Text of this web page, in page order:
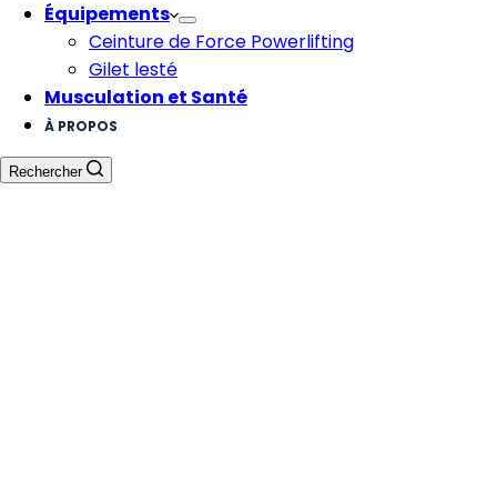
Équipements
Ceinture de Force Powerlifting
Gilet lesté
Musculation et Santé
À PROPOS
Rechercher